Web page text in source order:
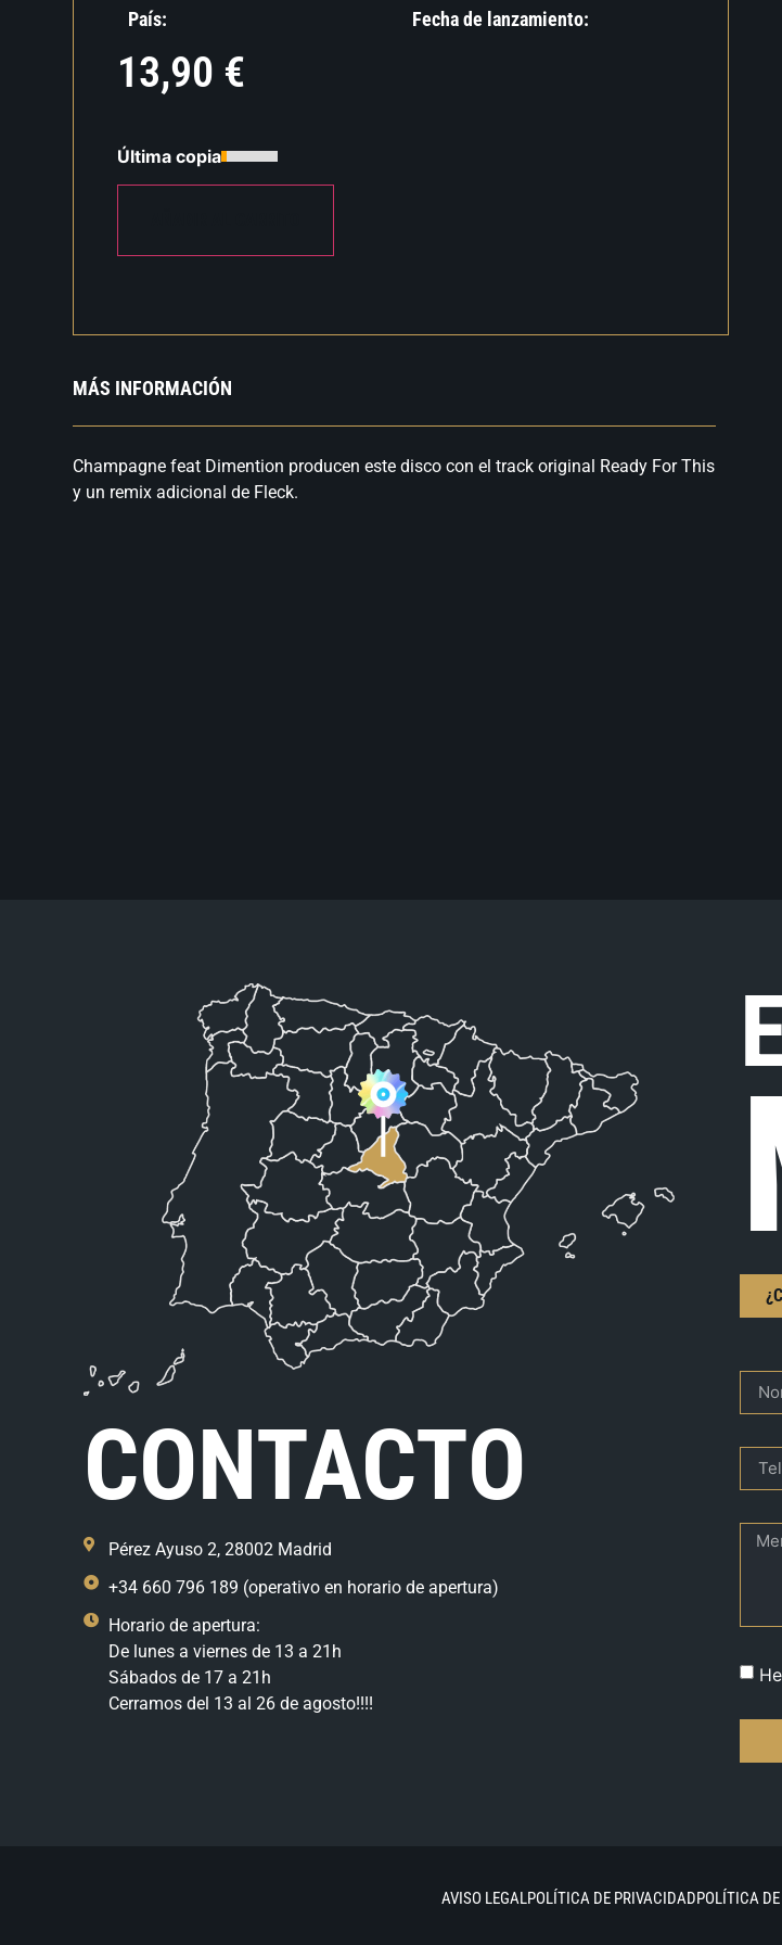
País: Fecha de lanzamiento:
13,90 €
Última copia
MÁS INFORMACIÓN
Champagne feat Dimention producen este disco con el track original Ready For This
y un remix adicional de Fleck.
CONTACTO
Pérez Ayuso 2, 28002 Madrid
+34 660 796 189 (operativo en horario de apertura)
Horario de apertura:
De lunes a viernes de 13 a 21h
Sábados de 17 a 21h
Cerramos del 13 al 26 de agosto!!!!
AVISO LEGALPOLÍTICA DE PRIVACIDADPOLÍTICA